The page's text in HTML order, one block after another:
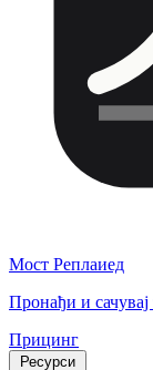
Мост Реплаиед
Пронађи и сачувај
Прицинг
Ресурси